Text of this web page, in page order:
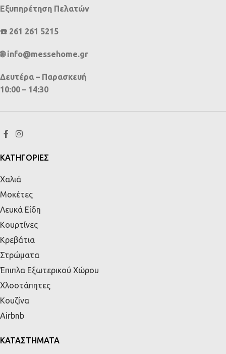
Εξυπηρέτηση Πελατών
☎️ 261 261 5215
🌐 info@messehome.gr
Δευτέρα – Παρασκευή
10:00 – 14:30
ΚΑΤΗΓΟΡΙΕΣ
Χαλιά
Μοκέτες
Λευκά Είδη
Κουρτίνες
Κρεβάτια
Στρώματα
Έπιπλα Εξωτερικού Χώρου
Χλοοτάπητες
Κουζίνα
Airbnb
ΚΑΤΑΣΤΗΜΑΤΑ